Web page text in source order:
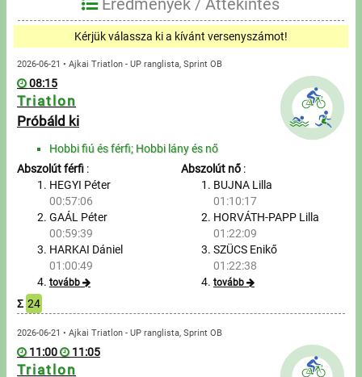
Adatvédelem
Üzenetek
Sportolók
Sportoló keresés
Nevezés
Sportágak
Futás
Kerékpározás
Multisportok
Kérjük válassza ki a kívánt versenyszámot!
2026-06-21 • Ajkai Triatlon - UP ranglista, Sprint OB
08:15
Triatlon
Próbáld ki
Hobbi fiú és férfi; Hobbi lány és nő
Abszolút férfi :
HEGYI Péter
00:57:06
GAÁL Péter
00:59:39
HARKAI Dániel
01:00:49
tovább
Abszolút nő:
BUJNA Lilla
01:10:17
HORVÁTH-PAPP Lilla
01:22:09
SZÜCS Enikő
01:22:38
tovább
Σ 24
2026-06-21 • Ajkai Triatlon - UP ranglista, Sprint OB
11:00 11:05
Triatlon